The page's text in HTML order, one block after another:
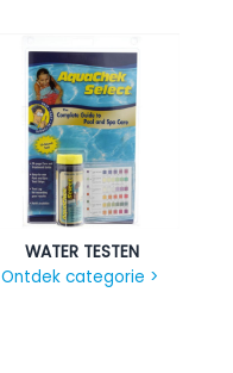
WATER TESTEN
Ontdek categorie >